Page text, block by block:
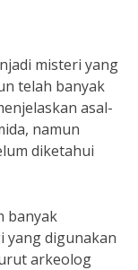
misteri yang
telah banyak
asal-
namun
diketahui
banyak
yang digunakan
arkeolog